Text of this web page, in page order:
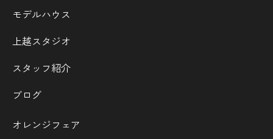
モデルハウス
上越スタジオ
スタッフ紹介
ブログ
オレンジフェア